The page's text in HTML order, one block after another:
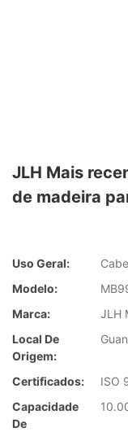
JLH Mais
de madeira
Uso Geral:
Modelo:
Marca:
JLH
Local De
Origem:
Certificados:
ISO
Capacidade
De